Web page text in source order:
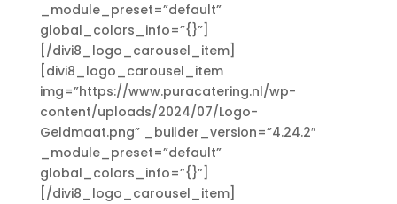
_module_preset=”default”
global_colors_info=”{}”]
[/divi8_logo_carousel_item]
[divi8_logo_carousel_item
img=”https://www.puracatering.nl/wp-
content/uploads/2024/07/Logo-
Geldmaat.png” _builder_version=”4.24.2″
_module_preset=”default”
global_colors_info=”{}”]
[/divi8_logo_carousel_item]